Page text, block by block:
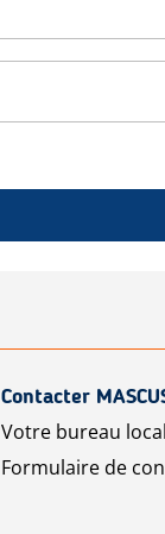
Contacter
Votre bureau
Formulaire de